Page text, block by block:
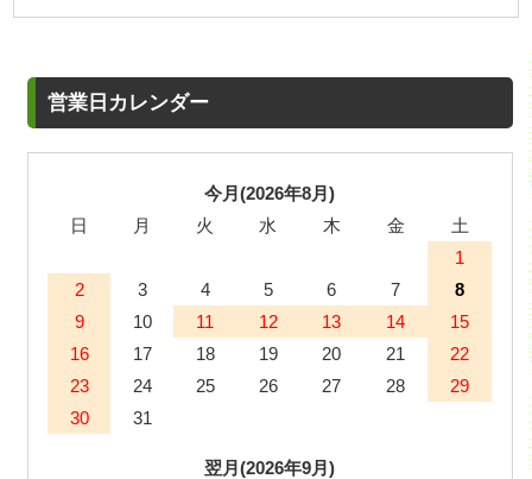
営業日カレンダー
今月(2026年8月)
日
月 火 水 木 金
土
1
2
3 4 5 6 7
8
9
10 11 12 13 14
15
16
17 18 19 20 21
22
23
24 25 26 27 28
29
30
31
翌月(2026年9月)